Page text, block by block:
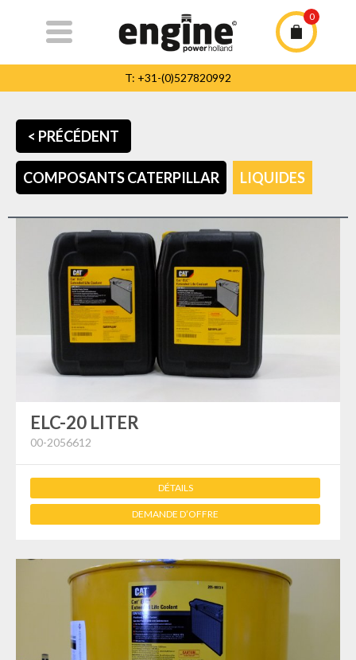
Accueil
Composants
Caterpillar
l'Entreprise
Service
Contact
Team
0
T: +31-(0)527820992
< PRÉCÉDENT
COMPOSANTS CATERPILLAR LIQUIDES
ELC-20 LITER
00-2056612
DÉTAILS
DEMANDE D’OFFRE